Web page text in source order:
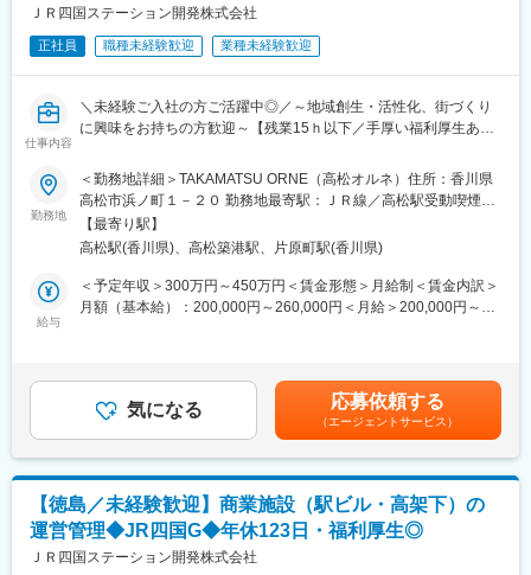
■当社について
当社は空調設備の販売・施工・保守すべて自社で一貫対応でき、
◇施工までのスピードが速い
◇工事費用を抑えられる
2028年の上場を予定するまでに成長している業界トップクラスの
企業です。
変更の範囲：会社の定める業務
周囲の先輩が分からないところは何でも教えてくれる環境にある
ので、未経験でも安心して活躍出来ます！
■職務の特徴：
リノベーション事業部では内装工事まで手掛けることになりま
確かな顧客基盤があり、現在は全国の拠点の所長が案件を獲得し
て、各地の協力会社へ委託している状況です。（出張は発生した
としても数年に1回程度です）
事業部では下記4つの事業を展開していきます
(1)オフィス内装工事：原状回復工事、移転入居内装工事、レイア
(3)店舗内外装工事：新規開業工事、リニューアル工事、厨房設備
工事
(4)水まわりの緊急メンテナンス：水道衛生設備工事、給水設備工
事、排水設備工事
■同社の強み：
(1)安定的な基盤をもとに新規事業のリーダー候補としてご活躍を
期待されるポジションです。オフィスコーヒーサービス全国シェ
ＪＲ四国ステーション開発株式会社
正社員 職種未経験歓迎 業種未経験歓迎
仕事内容
＼未経験ご入社の方ご活躍中◎／～地域創生・活性化、街づくり
に興味をお持ちの方歓迎～【残業15ｈ以下／手厚い福利厚生あ
■業務内容：
ＪＲ四国グループの一員として、香川エリアにあるショッピング
センターや高架下商業施設の運営・開発を担い、地域に愛される
魅力的な商業空間をつくる仕事です。日々の運営から新たな価値
づくりまで、幅広い業務を通じて施設の魅力向上に関わります。
＜具体的な業務＞
（1）商業施設（駅ビル・高架下）の運営・管理
ング。そのうえで、改善アイデアを一緒に考え、実行まで支援し
ます。店舗の魅力を引き出し、施設全体を盛り上げていく仕事で
す。
と思ってもらうきっかけをつくります。地域の企業や団体とも連
携しながら、来館者を増やすための施策を考え、実行します。自
分のアイデアの反応が数字に表れるため、成果が実感しやすいの
が特徴です。
勤務地
＜勤務地詳細＞TAKAMATSU ORNE（高松オルネ）住所：香川県
高松市浜ノ町１－２０ 勤務地最寄駅：ＪＲ線／高松駅受動喫煙対
策：屋内全面禁煙変更の範囲：会社の定める事業所
【最寄り駅】
高松駅(香川県)、高松築港駅、片原町駅(香川県)
給与
＜予定年収＞300万円～450万円＜賃金形態＞月給制＜賃金内訳＞
月額（基本給）：200,000円～260,000円＜月給＞200,000円～
あくまでも目安の金額であり、選考を通じて上下する可能性があ
ります。月給(月額)は固定手当を含めた表記です。
気になる 応募依頼する
（エージェントサービス）
【徳島／未経験歓迎】商業施設（駅ビル・高架下）の
運営管理◆JR四国G◆年休123日・福利厚生◎
ＪＲ四国ステーション開発株式会社